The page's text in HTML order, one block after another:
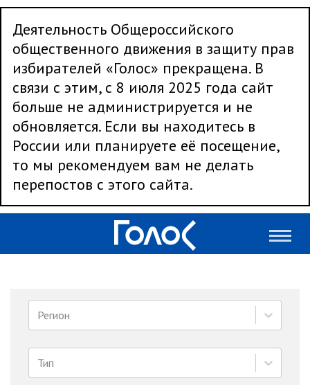
Деятельность Общероссийского
общественного движения в защиту прав
избирателей «Голос» прекращена. В
связи с этим, с 8 июля 2025 года сайт
больше не администрируется и не
обновляется. Если вы находитесь в
России или планируете её посещение,
то мы рекомендуем вам не делать
перепостов с этого сайта.
Регион
Тип